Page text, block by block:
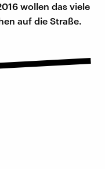
wollen das viele
auf die Straße.